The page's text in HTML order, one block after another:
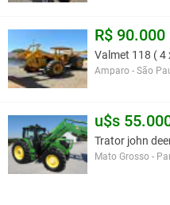
R$ 90.000
Valmet 118 ( 4
Amparo - São
u$s
Trator john
Mato Grosso -